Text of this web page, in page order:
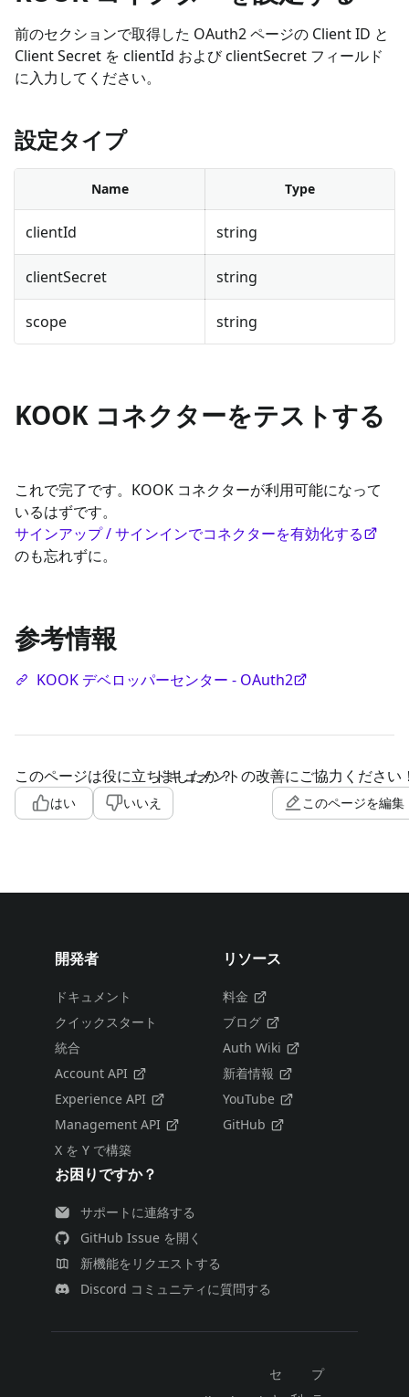
前のセクションで取得した OAuth2 ページの Client ID と
Client Secret を clientId および clientSecret フィールド
に入力してください。
設定タイプ
Name Type
clientId string
clientSecret string
scope string
KOOK コネクターをテストする
これで完了です。KOOK コネクターが利用可能になって
いるはずです。
サインアップ / サインインでコネクターを有効化する
のも忘れずに。
参考情報
KOOK デベロッパーセンター - OAuth2
このページは役に立ちましたか？
はい いいえ
ドキュメントの改善にご協力ください
このページを編集
開発者
ドキュメント
クイックスタート
統合
Account API
Experience API
Management API
X を Y で構築
リソース
料金
ブログ
Auth Wiki
新着情報
YouTube
GitHub
お困りですか？
サポートに連絡する
GitHub Issue を開く
新機能をリクエストする
Discord コミュニティに質問する
セ
プ